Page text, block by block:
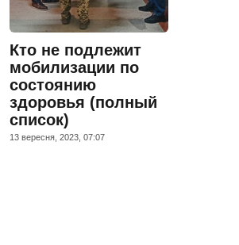
Кто не подлежит
мобилизации по
состоянию
здоровья (полный
список)
13 вересня, 2023, 07:07